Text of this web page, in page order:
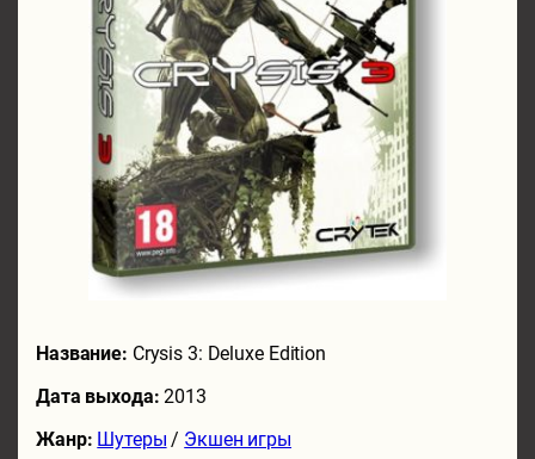
Название: Crysis 3: Deluxe Edition
Дата выхода:2013
Жанр: Шутеры / Экшен игры